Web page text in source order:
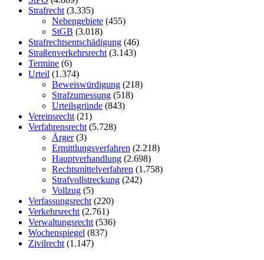
Strafrecht (3.335)
Nebengebiete (455)
StGB (3.018)
Strafrechtsentschädigung (46)
Straßenverkehrsrecht (3.143)
Termine (6)
Urteil (1.374)
Beweiswürdigung (218)
Strafzumessung (518)
Urteilsgründe (843)
Vereinsrecht (21)
Verfahrensrecht (5.728)
Ärger(3)
Ermittlungsverfahren (2.218)
Hauptverhandlung (2.698)
Rechtsmittelverfahren (1.758)
Strafvollstreckung (242)
Vollzug (5)
Verfassungsrecht (220)
Verkehrsrecht (2.761)
Verwaltungsrecht (536)
Wochenspiegel (837)
Zivilrecht (1.147)